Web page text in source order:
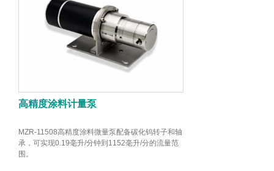
高精度涂料计量泵
MZR-11508高精度涂料微量泵配备碳化钨转子和轴
承，可实现0.19毫升/分钟到1152毫升/分的流量范
围。